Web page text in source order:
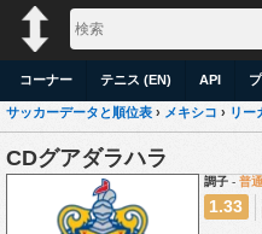
コーナー テニス (EN) API
サッカーデータと順位表 › メキシコ › リー
CDグアダラハラ
調子 - 普通
1.33